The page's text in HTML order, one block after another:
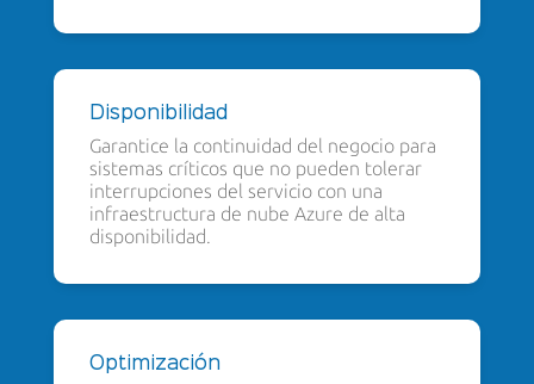
Disponibilidad
Garantice la continuidad del negocio para
sistemas críticos que no pueden tolerar
interrupciones del servicio con una
infraestructura de nube Azure de alta
disponibilidad.
Optimización